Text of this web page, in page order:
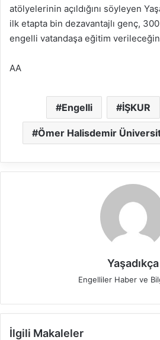
atölyelerinin açıldığını söyleyen
ilk etapta bin dezavantajlı genç,
engelli vatandaşa eğitim
AA
Engelli İŞKUR
Ömer Halisdemir
Yaşadıkça
Engelliler Haber ve
İlgili Makaleler